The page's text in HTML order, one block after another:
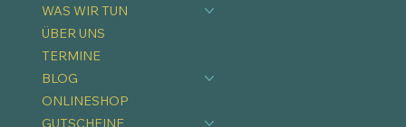
WAS WIR TUN
ÜBER UNS
TERMINE
BLOG
ONLINESHOP
GUTSCHEINE